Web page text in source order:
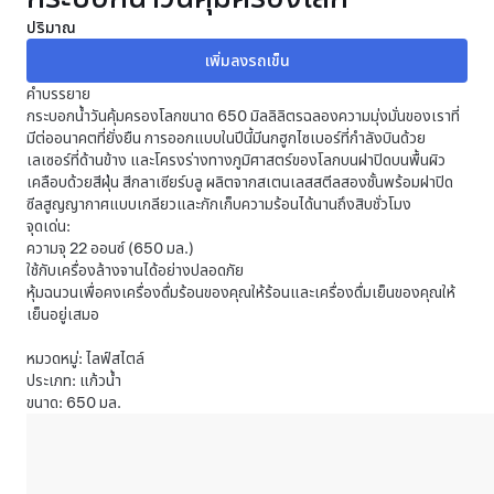
ปริมาณ
คำบรรยาย
กระบอกน้ำวันคุ้มครองโลกขนาด 650 มิลลิลิตรฉลองความมุ่งมั่นของเราที่
มีต่ออนาคตที่ยั่งยืน การออกแบบในปีนี้มีนกฮูกไซเบอร์ที่กำลังบินด้วย
เลเซอร์ที่ด้านข้าง และโครงร่างทางภูมิศาสตร์ของโลกบนฝาปิดบนพื้นผิว
เคลือบด้วยสีฝุ่น สีกลาเซียร์บลู ผลิตจากสเตนเลสสตีลสองชั้นพร้อมฝาปิด
ซีลสูญญากาศแบบเกลียวและกักเก็บความร้อนได้นานถึงสิบชั่วโมง
จุดเด่น:
ความจุ 22 ออนซ์ (650 มล.)
ใช้กับเครื่องล้างจานได้อย่างปลอดภัย
หุ้มฉนวนเพื่อคงเครื่องดื่มร้อนของคุณให้ร้อนและเครื่องดื่มเย็นของคุณให้
เย็นอยู่เสมอ
หมวดหมู่: ไลฟ์สไตล์
ประเภท: แก้วน้ำ
ขนาด: 650 มล.